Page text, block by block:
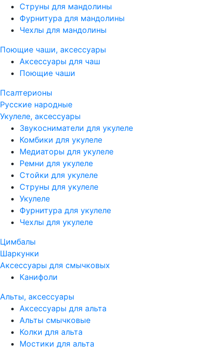
Струны для мандолины
Фурнитура для мандолины
Чехлы для мандолины
Поющие чаши, аксессуары
Аксессуары для чаш
Поющие чаши
Псалтерионы
Русские народные
Укулеле, аксессуары
Звукосниматели для укулеле
Комбики для укулеле
Медиаторы для укулеле
Ремни для укулеле
Стойки для укулеле
Струны для укулеле
Укулеле
Фурнитура для укулеле
Чехлы для укулеле
Цимбалы
Шаркунки
Аксессуары для смычковых
Канифоли
Альты, аксессуары
Аксессуары для альта
Альты смычковые
Колки для альта
Мостики для альта